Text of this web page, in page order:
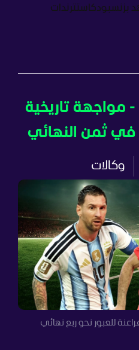
بزنسبودكاستترندات
كأس العالم 2026 - مواجهة تاريخية
ثمن النهائي
وكالات
للعبور نحو ربع نهائي